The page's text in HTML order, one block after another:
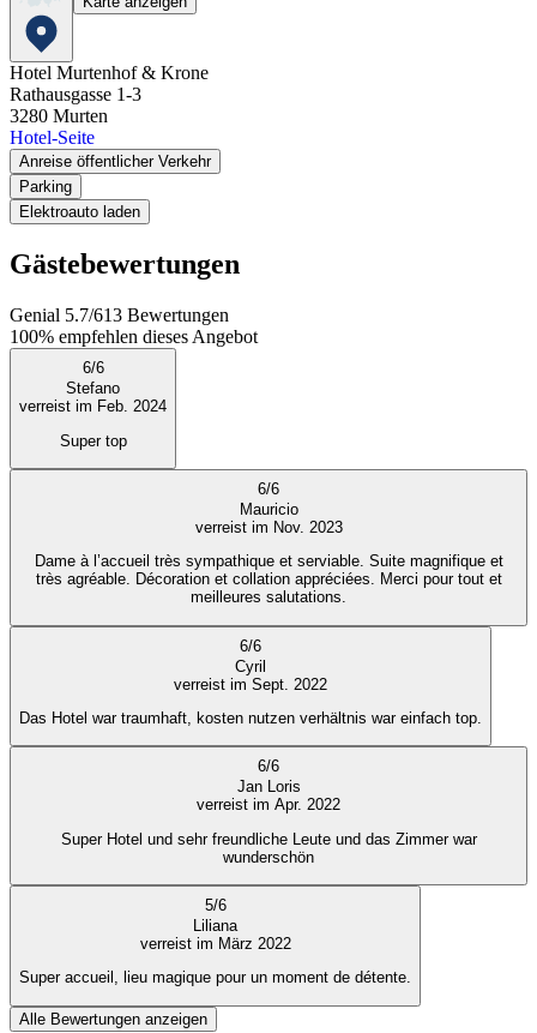
Hotel Murtenhof & Krone
Rathausgasse 1-3
3280 Murten
Hotel-Seite
Anreise öffentlicher Verkehr
Parking
Elektroauto laden
Gästebewertungen
Genial 5.7/613 Bewertungen
100% empfehlen dieses Angebot
6/6
Stefano
verreist im Feb. 2024
Super top
6/6
Mauricio
verreist im Nov. 2023
Dame à l’accueil très sympathique et serviable. Suite magnifique et
très agréable. Décoration et collation appréciées. Merci pour tout et
meilleures salutations.
6/6
Cyril
verreist im Sept. 2022
Das Hotel war traumhaft, kosten nutzen verhältnis war einfach top.
6/6
Jan Loris
verreist im Apr. 2022
Super Hotel und sehr freundliche Leute und das Zimmer war
wunderschön
5/6
Liliana
verreist im März 2022
Super accueil, lieu magique pour un moment de détente.
Alle Bewertungen anzeigen